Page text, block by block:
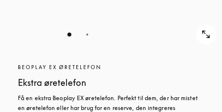
BEOPLAY EX ØRETELEFON
Ekstra øretelefon
Få en ekstra Beoplay EX øretelefon. Perfekt til dem, der har mistet
en øretelefon eller har brug for en reserve, den integreres